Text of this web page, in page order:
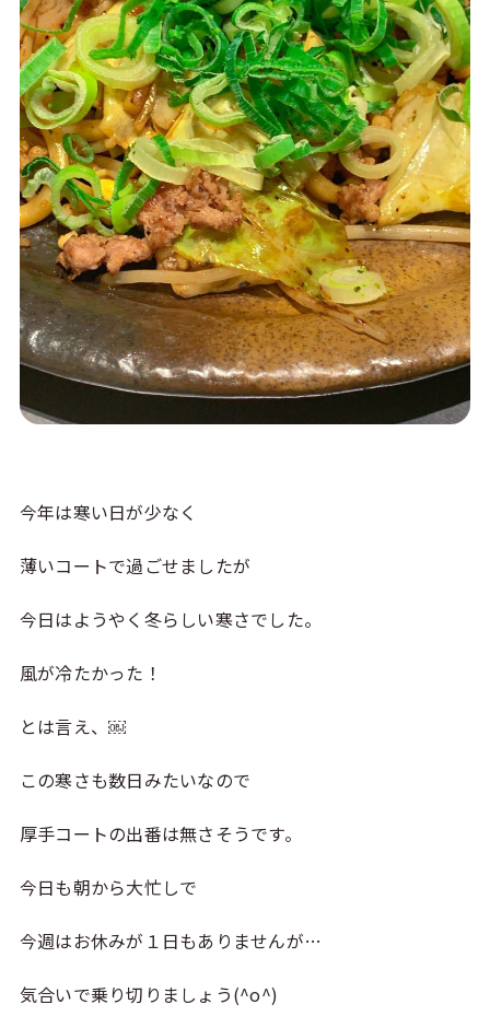
今年は寒い日が少なく
薄いコートで過ごせましたが
今日はようやく冬らしい寒さでした。
風が冷たかった！
とは言え、￼
この寒さも数日みたいなので
厚手コートの出番は無さそうです。
今日も朝から大忙しで
今週はお休みが１日もありませんが…
気合いで乗り切りましょう(^o^)